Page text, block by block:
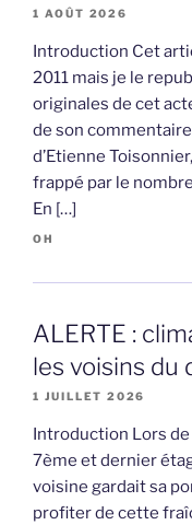
1 AOÛT 2026
Introduction Cet
2011 mais je le
originales de cet
de son
d’Etienne
frappé par le
En […]
OH
ALERTE :
les voisins du
1 JUILLET 2026
Introduction Lors
7ème et dernier
voisine gardait sa
profiter de cette